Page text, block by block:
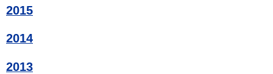
2015
2014
2013